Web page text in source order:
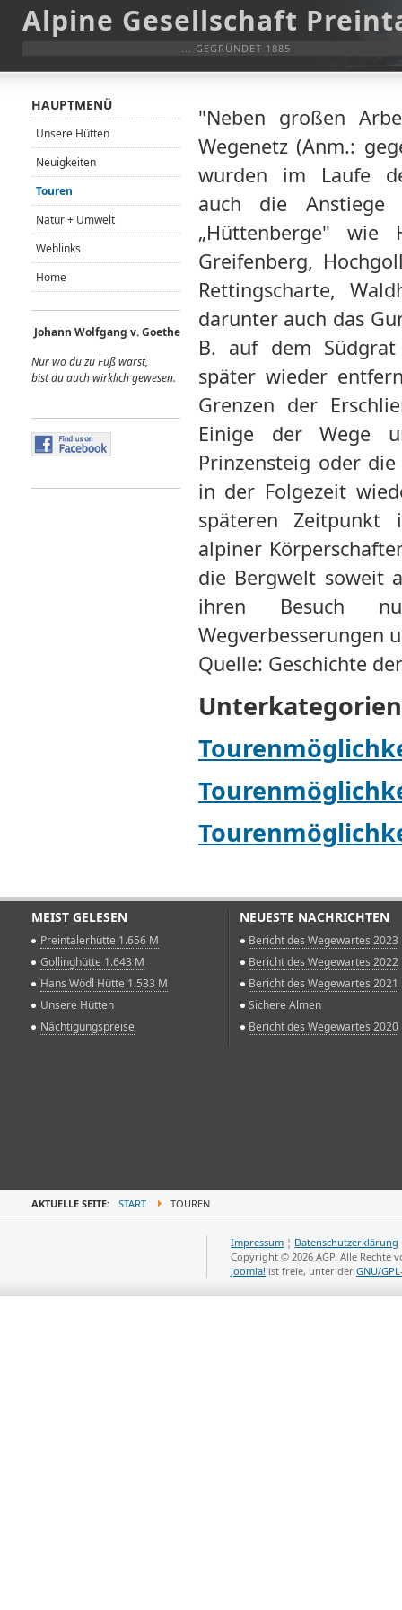
Alpine Gesellschaft
... GEGRÜNDET 1885
"Neben großen
Wegenetz (Anm.:
wurden im Laufe
auch die
„Hüttenberge" wie
Greifenberg,
Rettingscharte,
darunter auch das
B. auf dem
später wieder
Grenzen der
Einige der Wege
Prinzensteig oder
in der Folgezeit
späteren Zeitpunkt
alpiner
die Bergwelt soweit
ihren Besuch
Wegverbesserungen
Quelle: Geschichte
Unterkategorien
HAUPTMENÜ
Unsere Hütten
Neuigkeiten
Touren
Natur + Umwelt
Weblinks
Home
Johann Wolfgang v. Goethe
Nur wo du zu Fuß warst,
bist du auch wirklich gewesen.
MEIST GELESEN
Preintalerhütte 1.656 M
Gollinghütte 1.643 M
Hans Wödl Hütte 1.533 M
Unsere Hütten
Nächtigungspreise
NEUESTE NACHRICHTEN
Bericht des Wegewartes 2023
Bericht des Wegewartes 2022
Bericht des Wegewartes 2021
Sichere Almen
Bericht des Wegewartes 2020
AKTUELLE SEITE: START TOUREN
Impressum ¦ Datenschutzerklärung
Copyright © 2026 AGP. Alle Rechte
Joomla! ist freie, unter derGNU/